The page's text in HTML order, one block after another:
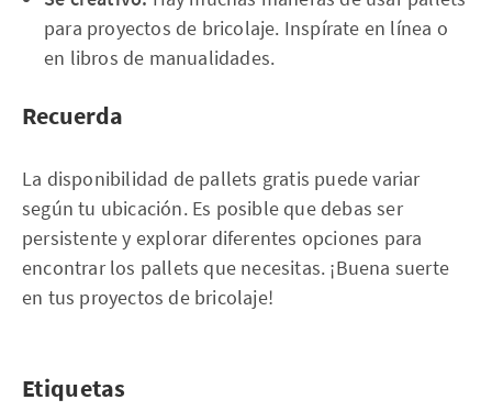
para proyectos de bricolaje. Inspírate en línea o
en libros de manualidades.
Recuerda
La disponibilidad de pallets gratis puede variar
según tu ubicación. Es posible que debas ser
persistente y explorar diferentes opciones para
encontrar los pallets que necesitas. ¡Buena suerte
en tus proyectos de bricolaje!
Etiquetas